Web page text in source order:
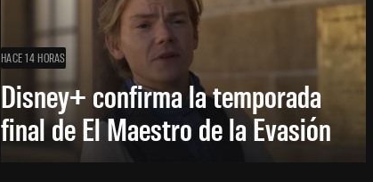
HACE 14 HORAS
Disney+ confirma la temporada
final de El Maestro de la Evasión